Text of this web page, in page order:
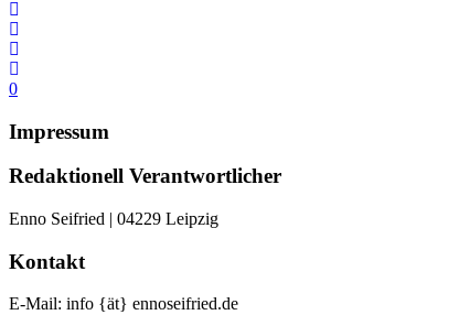
0
Impressum
Redaktionell Verantwortlicher
Enno Seifried | 04229 Leipzig
Kontakt
E-Mail: info {ät} ennoseifried.de